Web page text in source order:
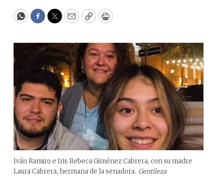
WhatsApp
Facebook
Twitter
EmailCopyPrint
Iván Ramiro e Iris Rebeca Giménez Cabrera, con su madre
Laura Cabrera, hermana de la senadora. Gentileza